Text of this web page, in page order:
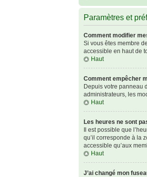
Paramètres et
Comment modifier
Si vous êtes membre
accessible en haut de
Haut
Comment empêcher
Depuis votre panneau
administrateurs, les
Haut
Les heures ne sont
Il est possible que
qu’il corresponde à la
accessible qu’aux
Haut
J’ai changé mon